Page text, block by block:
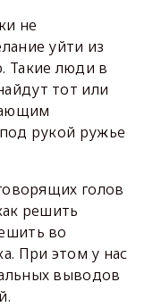
не
уйти из
Такие люди в
тот или
рукой ружье
голов
решить
во
При этом у нас
выводов